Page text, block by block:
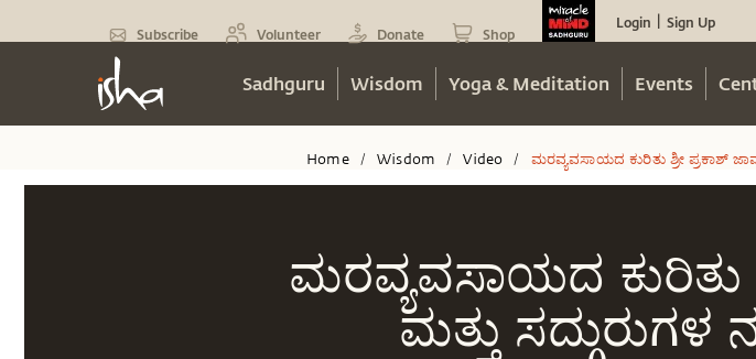
Subscribe Volunteer Donate Shop
Login Sign Up
Sadhguru Wisdom Yoga & Meditation Events
ಮರವ್ಯವಸಾಯದ ಕುರಿತು
ಮತ್ತು ಸದ್ಗುರುಗಳ
Home / Wisdom / Video / ಮರವ್ಯವಸಾಯದ ಕುರಿತು ಶ್ರೀ ಪ್ರಕಾಶ್